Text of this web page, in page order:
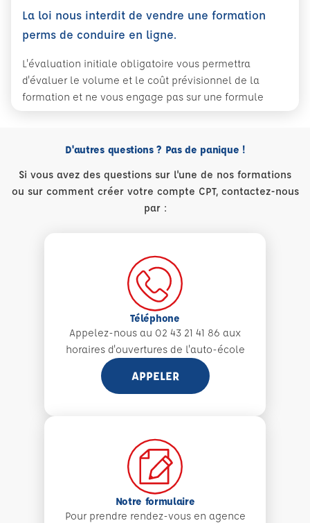
La loi nous interdit de vendre une formation
perms de conduire en ligne.
L'évaluation initiale obligatoire vous permettra
d'évaluer le volume et le coût prévisionnel de la
formation et ne vous engage pas sur une formule
D'autres questions ? Pas de panique !
Si vous avez des questions sur l'une de nos formations
ou sur comment créer votre compte CPT, contactez-nous
par :
Téléphone
Appelez-nous au 02 43 21 41 86 aux
horaires d'ouvertures de l'auto-école
APPELER
Notre formulaire
Pour prendre rendez-vous en agence